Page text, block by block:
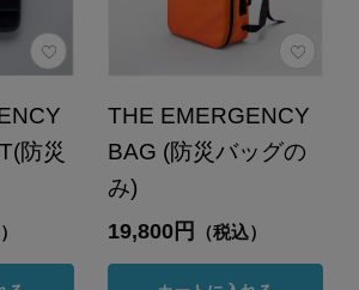
防災
THE EMERGENCY
BAG (防災バッグの
み)
19,800円 （税込）